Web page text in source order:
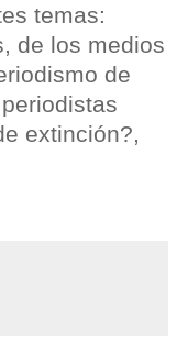
temas:
de los medios
de
extinción?,